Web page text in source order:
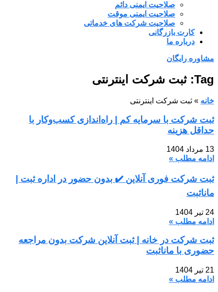
صلاحیت ایمنی دائم
صلاحیت ایمنی موقت
صلاحیت شرکت های خدماتی
کارت بازرگانی
درباره ما
مشاوره رایگان
Tag: ثبت شرکت اینترنتی
خانه » ثبت شرکت اینترنتی
ثبت شرکت با سرمایه کم | راه‌اندازی کسب‌وکار با
حداقل هزینه
13 مرداد 1404
ادامه مطلب »
ثبت شرکت فوری آنلاین ✔️ بدون حضور در اداره ثبت |
ماناثبت
24 تیر 1404
ادامه مطلب »
ثبت شرکت در خانه | ثبت آنلاین شرکت بدون مراجعه
حضوری با ماناثبت
21 تیر 1404
ادامه مطلب »